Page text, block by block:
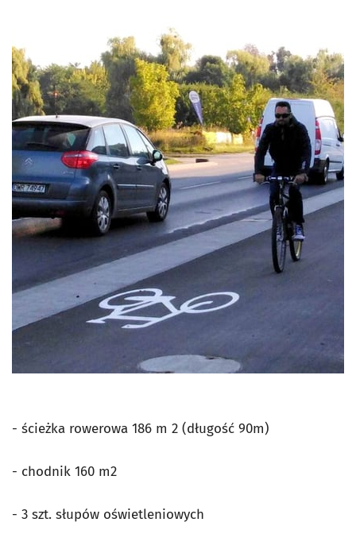
- ścieżka rowerowa 186 m 2 (długość 90m)
- chodnik 160 m2
- 3 szt. słupów oświetleniowych